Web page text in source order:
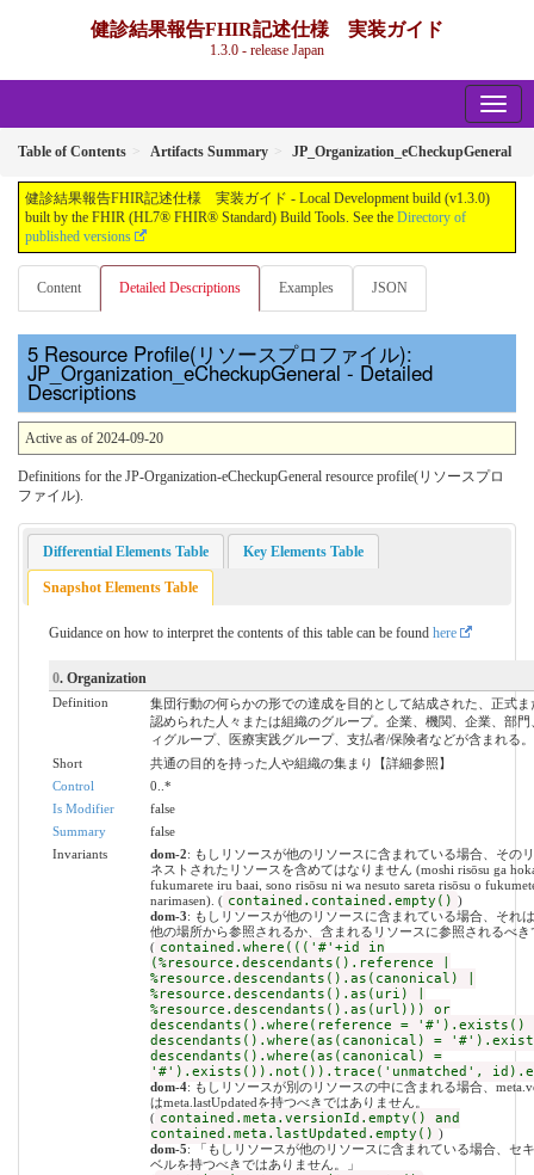
健診結果報告FHIR記述仕様 実装ガイド
1.3.0 - release Japan
Table of Contents Artifacts Summary JP_Organization_eCheckupGeneral
健診結果報告FHIR記述仕様 実装ガイド - Local Development build (v1.3.0)
built by the FHIR (HL7® FHIR® Standard) Build Tools. See the Directory of
published versions
Content Detailed Descriptions Examples JSON
Resource Profile(リソースプロファイル):
JP_Organization_eCheckupGeneral - Detailed
Descriptions
Active as of 2024-09-20
Definitions for the JP-Organization-eCheckupGeneral resource profile(リソースプロ
ファイル).
Differential Elements Table Key Elements Table
Snapshot Elements Table
Guidance on how to interpret the contents of this table can be found here
0. Organization
Definition
集団行動の何らかの形での達成を目的として結成された、正式ま
認められた人々または組織のグループ。企業、機関、企業、部門
ィグループ、医療実践グループ、支払者/保険者などが含まれる。
Short
共通の目的を持った人や組織の集まり【詳細参照】
Control
0..*
Is Modifier
false
Summary
false
Invariants
dom-2: もしリソースが他のリソースに含まれている場合、その
ネストされたリソースを含めてはなりません (moshi risōsu ga
fukumarete iru baai, sono risōsu ni wa nesuto sareta risōsu o
narimasen). ( contained.contained.empty() )
dom-3: もしリソースが他のリソースに含まれている場合、それ
他の場所から参照されるか、含まれるリソースに参照されるべき
( contained.where((('#'+id in
(%resource.descendants().reference |
%resource.descendants().as(canonical) |
%resource.descendants().as(uri) |
%resource.descendants().as(url))) or
descendants().where(reference = '#').exists()
descendants().where(as(canonical) =
descendants().where(as(canonical) =
'#').exists()).not()).trace('unmatched',
dom-4: もしリソースが別のリソースの中に含まれる場合、
はmeta.lastUpdatedを持つべきではありません。
( contained.meta.versionId.empty() and
contained.meta.lastUpdated.empty() )
dom-5: 「もしリソースが他のリソースに含まれている場合、セ
ベルを持つべきではありません。」